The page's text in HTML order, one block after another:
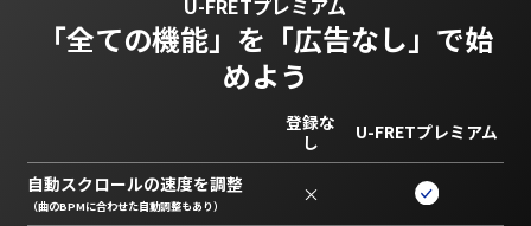
「全ての機能」を 「広告なし」で始
めよう
登録な
し
U-FRETプレミアム
自動スクロールの速度を調整
（曲のBPMに合わせた自動調整もあり） ×